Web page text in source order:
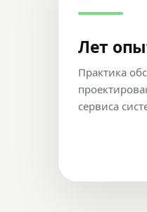
Лет
Практика
сервиса